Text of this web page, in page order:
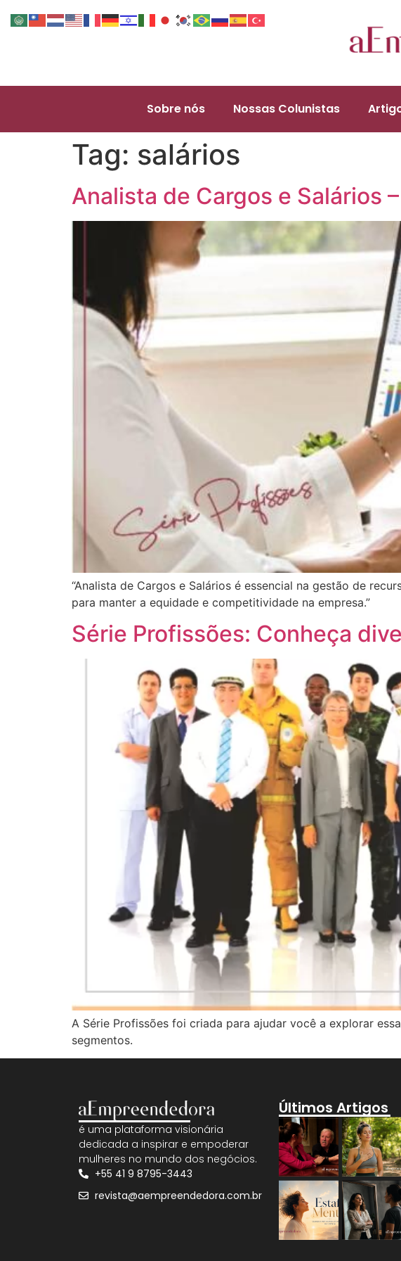
Sobre nós Nossas Colunistas
Tag: salários
Analista de Cargos e Salários
“Analista de Cargos e Salários é essencial na gestão de
para manter a equidade e competitividade na empresa.”
Série Profissões: Conheça
A Série Profissões foi criada para ajudar você a explorar
segmentos.
é uma plataforma visionária
dedicada a inspirar e empoderar
mulheres no mundo dos negócios.
+55 41 9 8795-3443
revista@aempreendedora.com.br
Últimos Artigos